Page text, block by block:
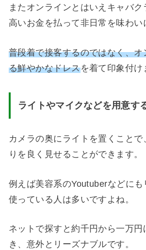
またオンラインとはいえキャバク
高いお金を払って非日常を味わい
普段着で接客するのではなく、オ
る鮮やかなドレスを着て印象付け
ライトやマイクなどを用意す
カメラの奥にライトを置くことで
りを良く見せることができます。
例えば美容系のYoutuberなどにも
使っている人は多いですよね。
ネットで探すと約千円から一万円
き、意外とリーズナブルです。